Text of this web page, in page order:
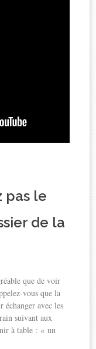
pas le
de la
que de voir
vous que la
échanger avec les
suivant aux
à table : « un